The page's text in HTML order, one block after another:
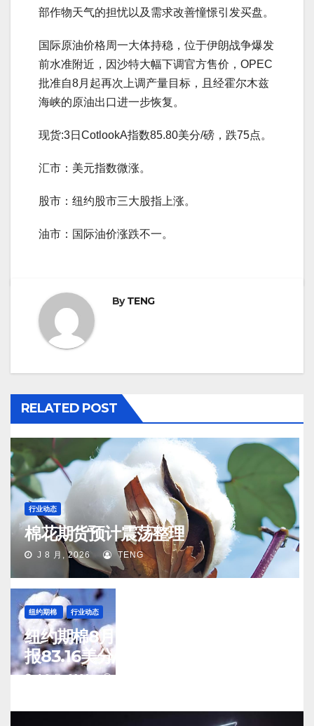
部作物天气的担忧以及需求改善憧憬引发买盘。
国际原油价格周一大体持稳，位于伊朗战争爆发
前水准附近，因沙特大幅下调官方售价，OPEC
批准自8月起再次上调产量目标，且经霍尔木兹
海峡的原油出口进一步恢复。
现货:3日CotlookA指数85.80美分/磅，跌75点。
汇市：美元指数微涨。
股市：纽约股市三大股指上涨。
油市：国际油价涨跌不一。
ByTENG
RELATED POST
行业动态
棉花期货预计震荡整理
J 8 月, 2026 TENG
纽约期棉 行业动态
纽约期棉8月6日(周四)收涨12月合约
报83.16美分/磅
J 8 月, 2026 TENG